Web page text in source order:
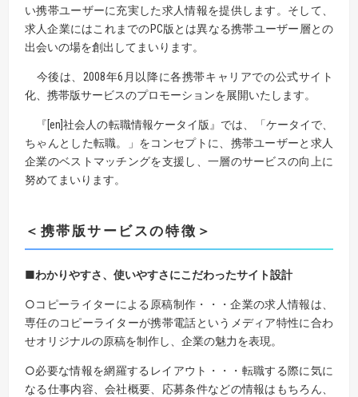
い携帯ユーザーに充実した求人情報を提供します。そして、
求人企業にはこれまでのPC版とは異なる携帯ユーザー層との
出会いの場を創出してまいります。
今後は、2008年6月以降に各携帯キャリアでの公式サイト
化、携帯版サービスのプロモーションを展開いたします。
『[en]社会人の転職情報ケータイ版』では、「ケータイで、
ちゃんとした転職。」をコンセプトに、携帯ユーザーと求人
企業のベストマッチングを支援し、一層のサービスの向上に
努めてまいります。
＜携帯版サービスの特徴＞
■わかりやすさ、使いやすさにこだわったサイト設計
○コピーライターによる原稿制作・・・企業の求人情報は、
専任のコピーライターが携帯電話というメディア特性に合わ
せオリジナルの原稿を制作し、企業の魅力を表現。
○必要な情報を網羅するレイアウト・・・転職する際に気に
なる仕事内容、会社概要、応募条件などの情報はもちろん、